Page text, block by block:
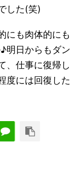
した(笑)
にも肉体的にも
明日からもダン
、仕事に復帰し
度には回復した